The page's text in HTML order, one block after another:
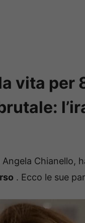
vita per
Angela Chianello,
. Ecco le sue